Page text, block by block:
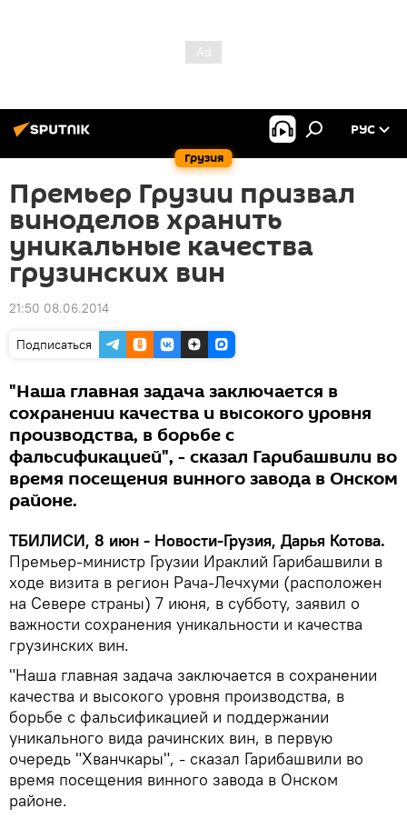
Грузия
РУС
Премьер Грузии призвал
виноделов хранить
уникальные качества
грузинских вин
21:50 08.06.2014
Подписаться
"Наша главная задача заключается в
сохранении качества и высокого уровня
производства, в борьбе с
фальсификацией", - сказал Гарибашвили во
время посещения винного завода в Онском
районе.
ТБИЛИСИ, 8 июн - Новости-Грузия, Дарья Котова.
Премьер-министр Грузии Ираклий Гарибашвили в
ходе визита в регион Рача-Лечхуми (расположен
на Севере страны) 7 июня, в субботу, заявил о
важности сохранения уникальности и качества
грузинских вин.
"Наша главная задача заключается в сохранении
качества и высокого уровня производства, в
борьбе с фальсификацией и поддержании
уникального вида рачинских вин, в первую
очередь "Хванчкары", - сказал Гарибашвили во
время посещения винного завода в Онском
районе.